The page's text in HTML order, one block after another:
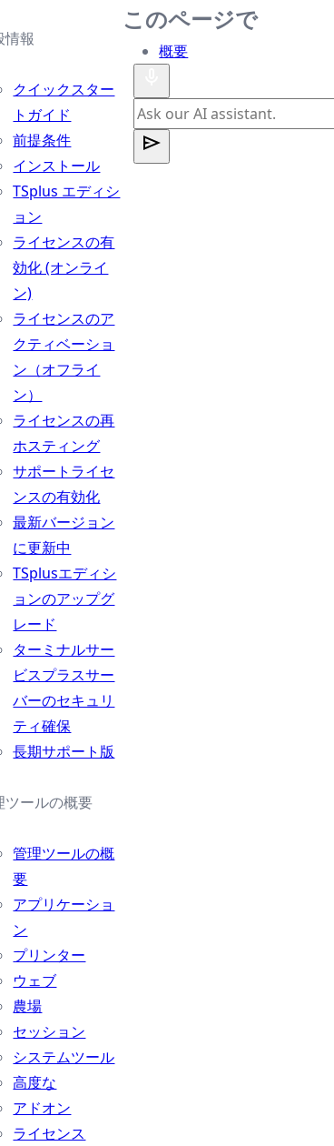
情報
クイックスター
トガイド
前提条件
インストール
TSplus エディシ
ョン
ライセンスの有
効化 (オンライ
ン)
ライセンスのア
クティベーショ
ン（オフライ
ン）
ライセンスの再
ホスティング
サポートライセ
ンスの有効化
最新バージョン
に更新中
TSplusエディシ
ョンのアップグ
レード
ターミナルサー
ビスプラスサー
バーのセキュリ
ティ確保
長期サポート版
ツールの概要
管理ツールの概
要
アプリケーショ
ン
プリンター
ウェブ
農場
セッション
システムツール
高度な
アドオン
ライセンス
このページで
概要